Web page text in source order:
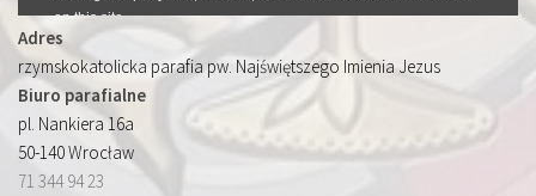
Adres
rzymskokatolicka parafia pw. Najświętszego Imienia Jezus
Biuro parafialne
pl. Nankiera 16a
50-140 Wrocław
71 344 94 23